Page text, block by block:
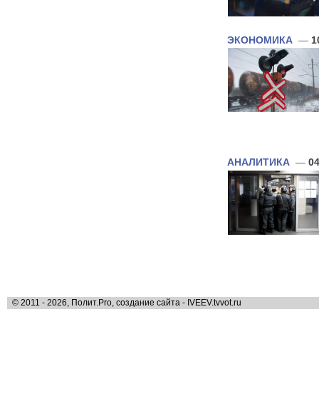
ЭКОНОМИКА —
АНАЛИТИКА —
© 2011 - 2026, Полит.Pro, создание сайта - IVEEV.tvvot.ru